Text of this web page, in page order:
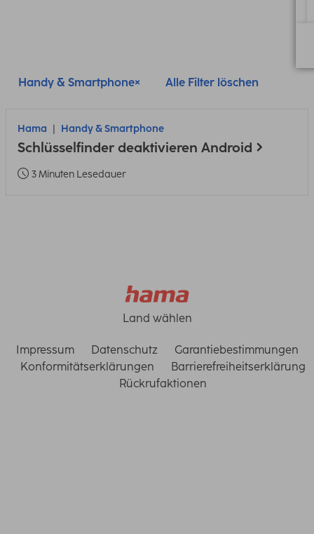
Handy & Smartphone Alle Filter löschen
Hama Handy & Smartphone
Schlüsselfinder deaktivieren Android
3 Minuten Lesedauer
Land wählen
Impressum Datenschutz
Garantiebestimmungen
Konformitätserklärungen
Barrierefreiheitserklärung
Rückrufaktionen